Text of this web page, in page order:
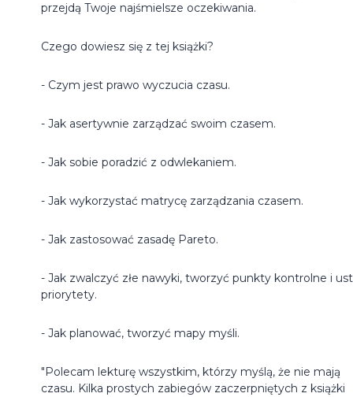
przejdą Twoje najśmielsze oczekiwania.
Czego dowiesz się z tej książki?
- Czym jest prawo wyczucia czasu.
- Jak asertywnie zarządzać swoim czasem.
- Jak sobie poradzić z odwlekaniem.
- Jak wykorzystać matrycę zarządzania czasem.
- Jak zastosować zasadę Pareto.
- Jak zwalczyć złe nawyki, tworzyć punkty kontrolne i
priorytety.
- Jak planować, tworzyć mapy myśli.
"Polecam lekturę wszystkim, którzy myślą, że nie mają
czasu. Kilka prostych zabiegów zaczerpniętych z książki